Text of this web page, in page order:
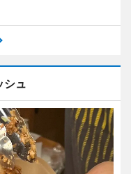
シュ